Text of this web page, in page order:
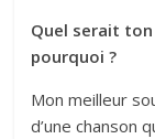
Quel serait
pourquoi ?
Mon meilleur
d’une chanson